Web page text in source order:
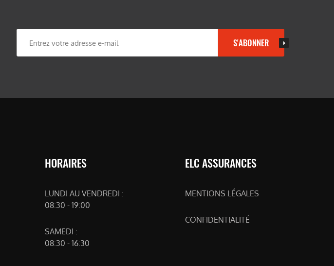
S'ABONNER
HORAIRES
LUNDI AU VENDREDI :
08:30 - 19:00
SAMEDI :
08:30 - 16:30
ELC ASSURANCES
MENTIONS LÉGALES
CONFIDENTIALITÉ